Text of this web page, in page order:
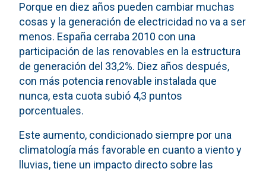
Porque en diez años pueden cambiar muchas
cosas y la generación de electricidad no va a ser
menos. España cerraba 2010 con una
participación de las renovables en la estructura
de generación del 33,2%. Diez años después,
con más potencia renovable instalada que
nunca, esta cuota subió 4,3 puntos
porcentuales.
Este aumento, condicionado siempre por una
climatología más favorable en cuanto a viento y
lluvias, tiene un impacto directo sobre las